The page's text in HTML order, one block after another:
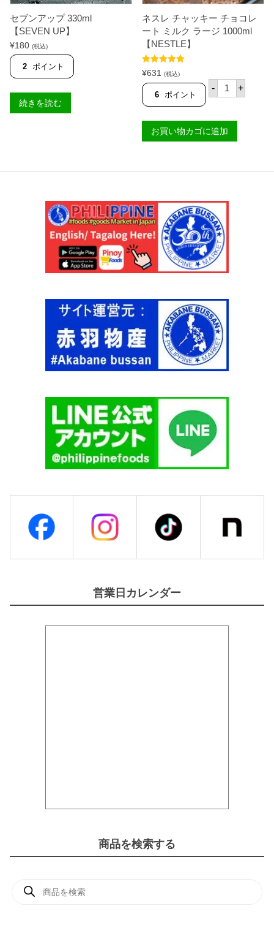
【
O
Y
セブンアップ 330ml
【SEVEN UP】
¥180 (税込)
2 ポイント
続きを読む
ネスレ チャッキー チョコレ
ート ミルク ラージ 1000ml
【NESTLE】
5段階中5.00
の評価
¥631 (税込)
6 ポイント
- ネ
ス
ャ
ッ
キ
ョ
ー
ミ
ル
ク
ラ
ー
ジ
0
m
l
【
N
S
E
+
お買い物カゴに追加
営業日カレンダー
商品を検索する